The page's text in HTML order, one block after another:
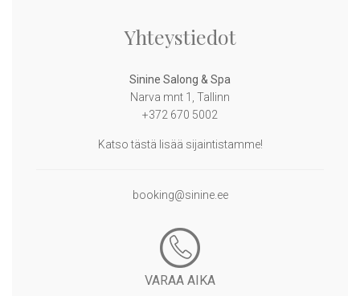
Yhteystiedot
Sinine Salong & Spa
Narva mnt 1, Tallinn
+372 670 5002
Katso tästä lisää sijaintistamme!
booking@sinine.ee
VARAA AIKA